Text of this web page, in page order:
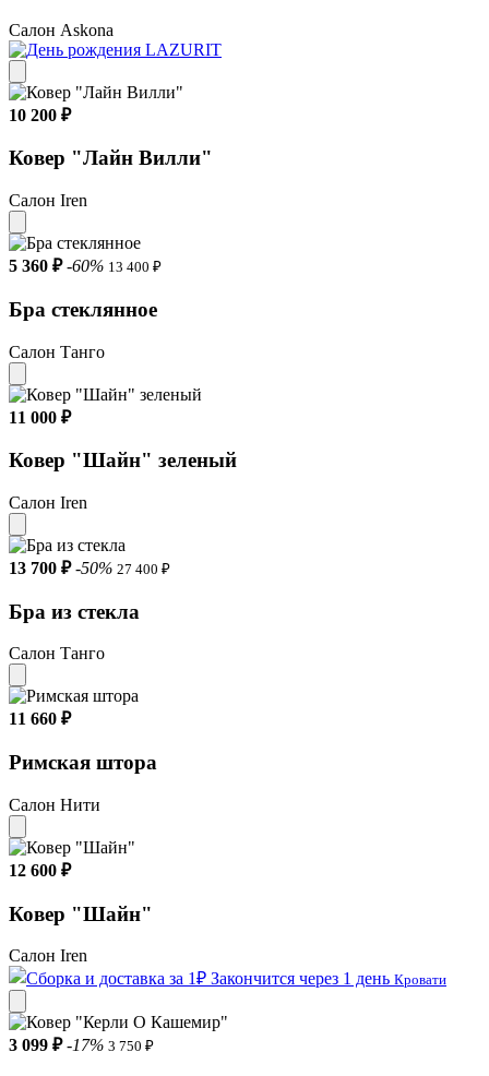
Салон Askona
10 200 ₽
Ковер "Лайн Вилли"
Салон Iren
5 360 ₽ -60% 13 400 ₽
Бра стеклянное
Салон Танго
11 000 ₽
Ковер "Шайн" зеленый
Салон Iren
13 700 ₽ -50% 27 400 ₽
Бра из стекла
Салон Танго
11 660 ₽
Римская штора
Салон Нити
12 600 ₽
Ковер "Шайн"
Салон Iren
Закончится через 1 день Кровати
3 099 ₽ -17% 3 750 ₽